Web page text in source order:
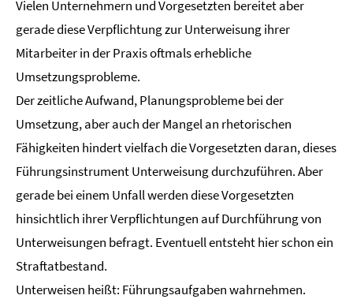
Vielen Unternehmern und Vorgesetzten bereitet aber
gerade diese Verpflichtung zur Unterweisung ihrer
Mitarbeiter in der Praxis oftmals erhebliche
Umsetzungsprobleme.
Der zeitliche Aufwand, Planungsprobleme bei der
Umsetzung, aber auch der Mangel an rhetorischen
Fähigkeiten hindert vielfach die Vorgesetzten daran, dieses
Führungsinstrument Unterweisung durchzuführen. Aber
gerade bei einem Unfall werden diese Vorgesetzten
hinsichtlich ihrer Verpflichtungen auf Durchführung von
Unterweisungen befragt. Eventuell entsteht hier schon ein
Straftatbestand.
Unterweisen heißt: Führungsaufgaben wahrnehmen.